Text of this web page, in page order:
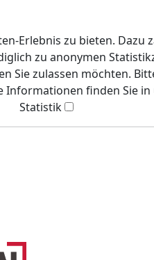
Erlebnis zu bieten.
zu anonymen
Sie zulassen möchten.
Informationen finden Sie in
Statistik